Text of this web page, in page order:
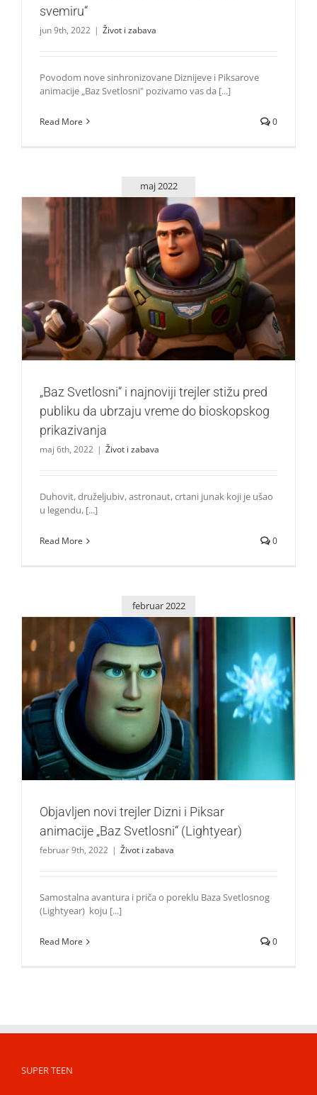
svemiru“
jun 9th, 2022 | Život i zabava
Povodom nove sinhronizovane Diznijeve i Piksarove
animacije „Baz Svetlosni" pozivamo vas da [...]
Read More 0
maj 2022
„Baz Svetlosni“ i najnoviji trejler stižu pred publiku da
ubrzaju vreme do bioskopskog prikazivanja
Život i zabava
„Baz Svetlosni“ i najnoviji trejler stižu pred
publiku da ubrzaju vreme do bioskopskog
prikazivanja
maj 6th, 2022 | Život i zabava
Duhovit, druželjubiv, astronaut, crtani junak koji je ušao
u legendu, [...]
Read More 0
februar 2022
Objavljen novi trejler Dizni i Piksar animacije „Baz
Svetlosni“ (Lightyear)
Život i zabava
Objavljen novi trejler Dizni i Piksar
animacije „Baz Svetlosni“ (Lightyear)
februar 9th, 2022 | Život i zabava
Samostalna avantura i priča o poreklu Baza Svetlosnog
(Lightyear) koju [...]
Read More 0
SUPER TEEN